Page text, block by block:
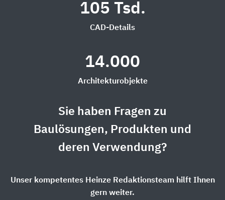
105 Tsd.
CAD-Details
14.000
Architekturobjekte
Sie haben Fragen zu
Baulösungen, Produkten und
deren Verwendung?
Unser kompetentes Heinze Redaktionsteam hilft Ihnen
gern weiter.